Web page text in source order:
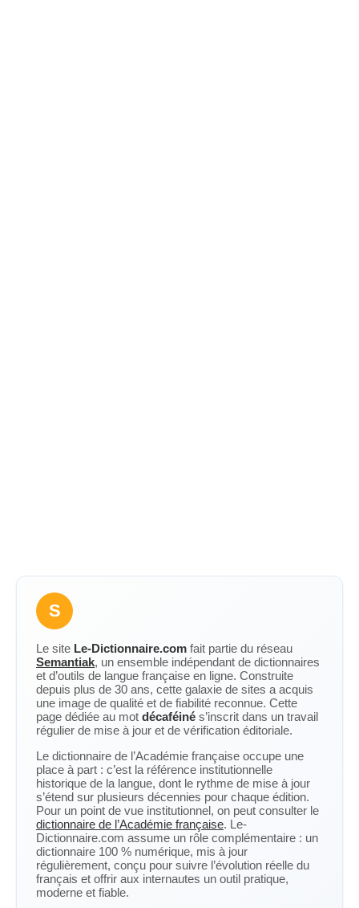
S
Le site Le-Dictionnaire.com fait partie du réseau
Semantiak, un ensemble indépendant de dictionnaires
et d’outils de langue française en ligne. Construite
depuis plus de 30 ans, cette galaxie de sites a acquis
une image de qualité et de fiabilité reconnue. Cette
page dédiée au mot décaféiné s’inscrit dans un travail
régulier de mise à jour et de vérification éditoriale.
Le dictionnaire de l’Académie française occupe une
place à part : c’est la référence institutionnelle
historique de la langue, dont le rythme de mise à jour
s’étend sur plusieurs décennies pour chaque édition.
Pour un point de vue institutionnel, on peut consulter le
dictionnaire de l’Académie française. Le-
Dictionnaire.com assume un rôle complémentaire : un
dictionnaire 100 % numérique, mis à jour
régulièrement, conçu pour suivre l’évolution réelle du
français et offrir aux internautes un outil pratique,
moderne et fiable.